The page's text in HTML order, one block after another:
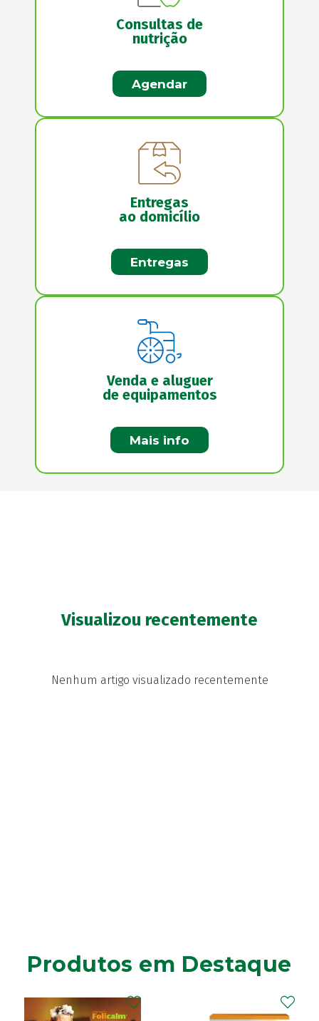
Consultas de
nutrição
Agendar
Entregas
ao domicílio
Entregas
Venda e aluguer
de equipamentos
Mais info
Visualizou recentemente
Nenhum artigo visualizado recentemente
Produtos em Destaque